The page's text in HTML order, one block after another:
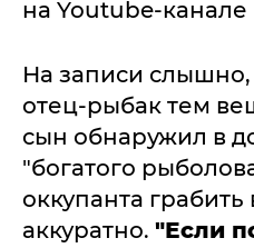
на Youtube-канале
На записи слышно,
отец-рыбак тем
сын обнаружил в
"богатого
оккупанта грабить
аккуратно. "Если